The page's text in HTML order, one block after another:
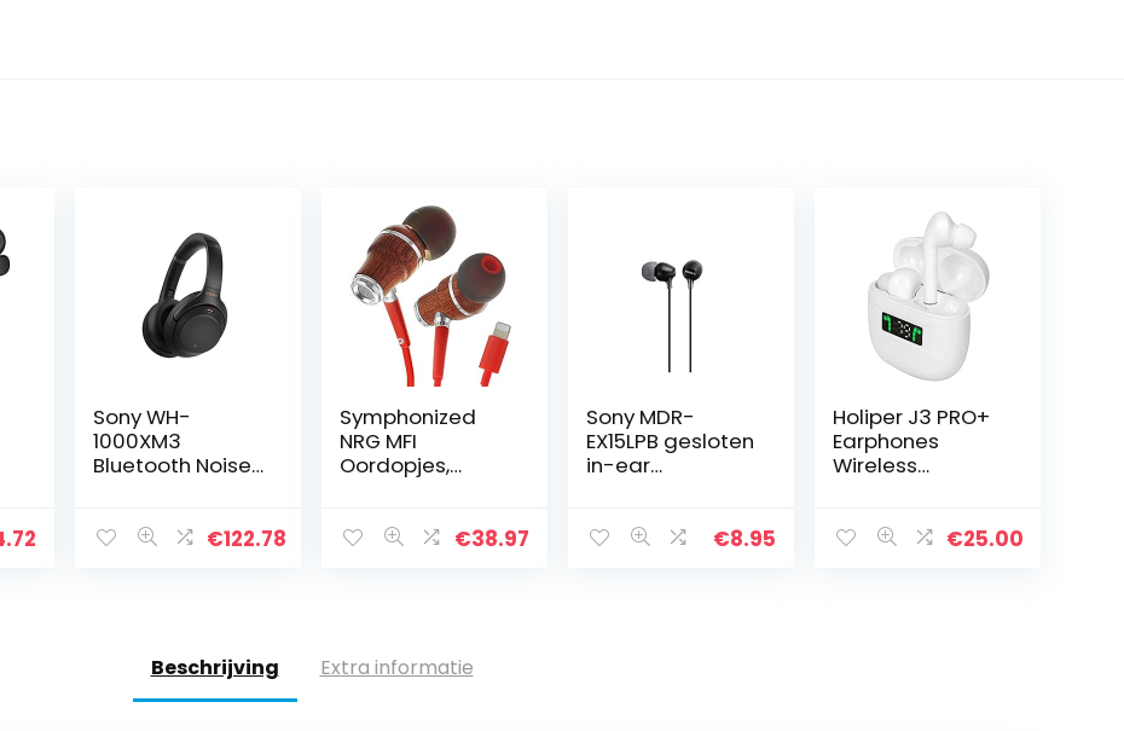
Sony WH-
1000XM3
Bluetooth Noise
Uur Batterijduur,
€122.78
Symphonized
NRG MFI
Oordopjes,
Oordopjes,
e…
€38.97
Sony MDR-
EX15LPB gesloten
in-ear
zwart
€8.95
Holiper J3 PRO+
Earphones
Wireless
Oordopjes, €25.00
Beschrijving Extra informatie